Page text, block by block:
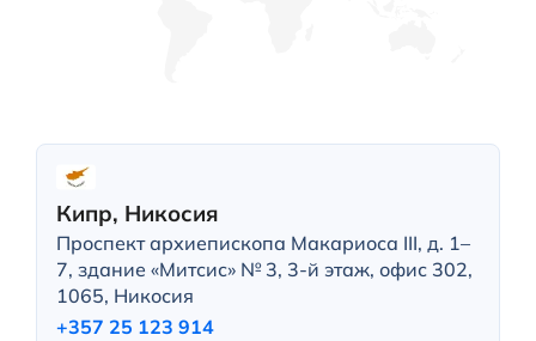
Кипр, Никосия
Проспект архиепископа Макариоса III, д. 1–
7, здание «Митсис» № 3, 3-й этаж, офис 302,
1065, Никосия
+357 25 123 914